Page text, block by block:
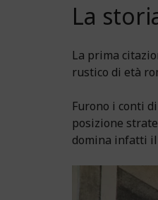
La
La prima
rustico di età
Furono i conti
posizione
domina infatti